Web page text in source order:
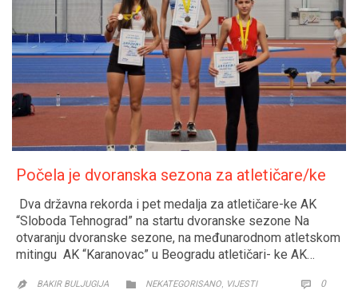
Počela je dvoranska sezona za atletičare/ke
Dva državna rekorda i pet medalja za atletičare-ke AK
“Sloboda Tehnograd” na startu dvoranske sezone Na
otvaranju dvoranske sezone, na međunarodnom atletskom
mitingu AK “Karanovac” u Beogradu atletičari- ke AK…
 BAKIR BULJUGIJA  CATEGORY
NEKATEGORISANO VIJESTI  0